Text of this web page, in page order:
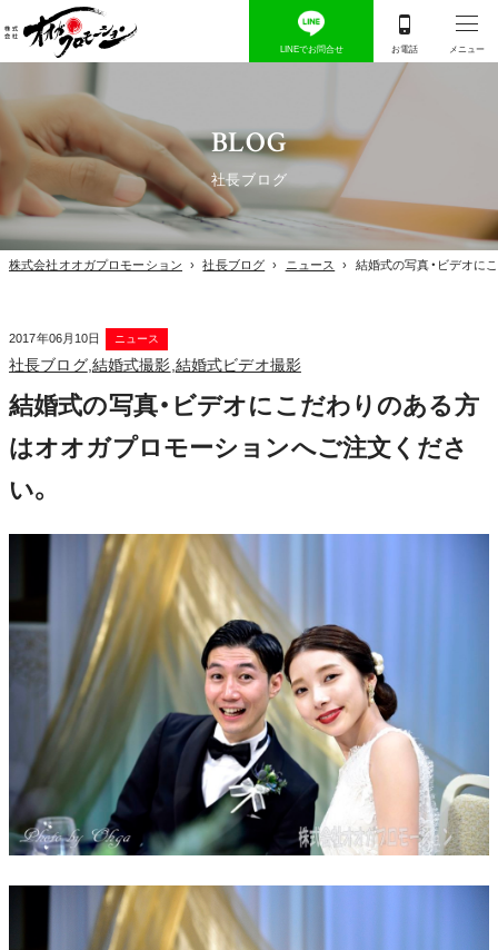
BLOG
社長ブログ
株式会社オオガプロモーション › 社長ブログ › ニュース › 結婚式の写真・ビデオに
2017年06月10日 ニュース
社長ブログ, 結婚式撮影 結婚式ビデオ撮影
結婚式の写真・ビデオにこだわりのある方
はオオガプロモーションへご注文くださ
い。